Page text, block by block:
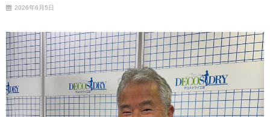
2026年6月5日